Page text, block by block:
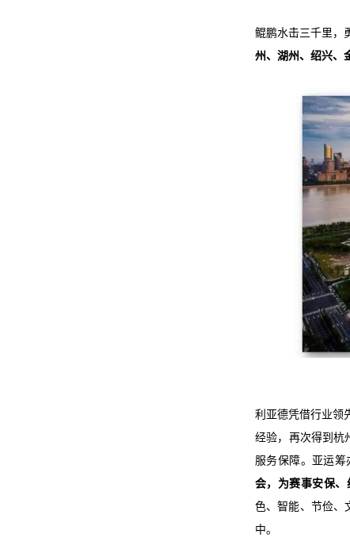
鲲鹏水击三千里，
州、湖州、绍兴、
利亚德凭借行业领
经验，再次得到杭
服务保障。亚运筹
会，为赛事安保、
色、智能、节俭、
中。